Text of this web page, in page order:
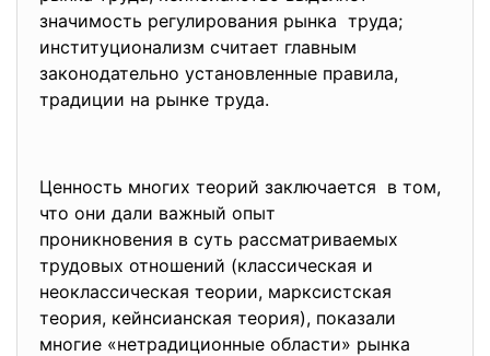
значимость регулирования рынка труда;
институционализм считает главным
законодательно установленные правила,
традиции на рынке труда.
Ценность многих теорий заключается в том,
что они дали важный опыт
проникновения в суть рассматриваемых
трудовых отношений (классическая и
неоклассическая теории, марксистская
теория, кейнсианская теория), показали
многие «нетрадиционные области» рынка